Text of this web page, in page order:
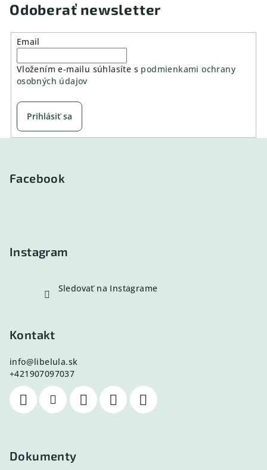
Odoberať newsletter
Email
Vložením e-mailu súhlasíte s podmienkami ochrany
osobných údajov
Prihlásiť sa
Facebook
Instagram
Sledovať na Instagrame
Kontakt
info@libelula.sk
+421907097037
Dokumenty